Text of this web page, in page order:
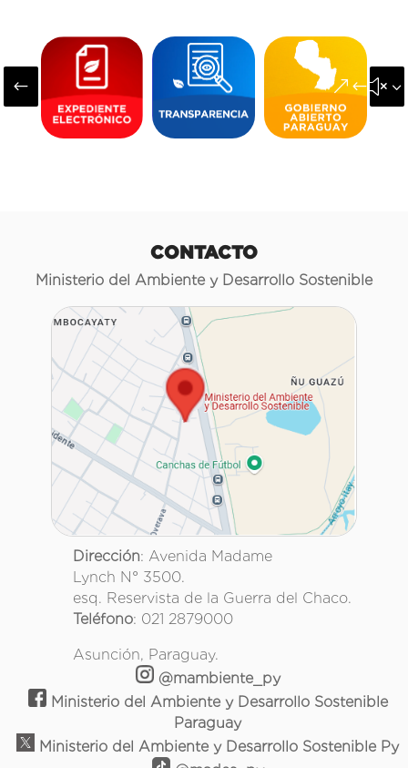
#
CONTACTO
Ministerio del Ambiente y Desarrollo Sostenible
Dirección: Avenida Madame
Lynch N° 3500.
esq. Reservista de la Guerra del Chaco.
Teléfono: 021 2879000
Asunción, Paraguay.
@mambiente_py
Ministerio del Ambiente y Desarrollo Sostenible
Paraguay
Ministerio del Ambiente y Desarrollo Sostenible Py